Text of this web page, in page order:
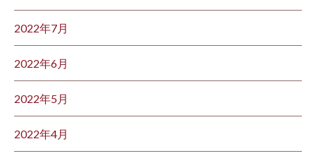
2022年7月
2022年6月
2022年5月
2022年4月